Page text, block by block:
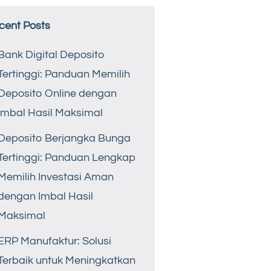
Posts
Digital Deposito
Panduan Memilih
Online dengan
Hasil Maksimal
Berjangka Bunga
Panduan Lengkap
Investasi Aman
Imbal Hasil
Manufaktur: Solusi
untuk Meningkatkan